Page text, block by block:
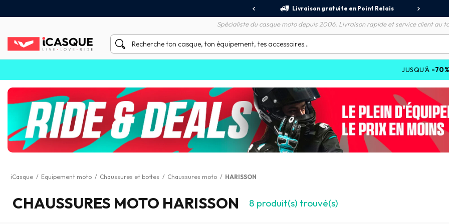
Livraison gratuite en Point Relais
Spécialiste du casque moto depuis 2006. Livraison rapide et service client au
-70%SUR LES
iCasque / Equipement moto / Chaussures et bottes / Chaussures moto / HARISSON
CHAUSSURES MOTO HARISSON 8 produit(s) trouvé(s)